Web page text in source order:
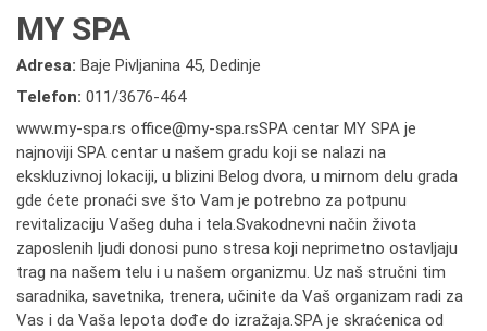
MY SPA
Adresa: Baje Pivljanina 45, Dedinje
Telefon: 011/3676-464
www.my-spa.rs office@my-spa.rsSPA centar MY SPA je
najnoviji SPA centar u našem gradu koji se nalazi na
ekskluzivnoj lokaciji, u blizini Belog dvora, u mirnom delu grada
gde ćete pronaći sve što Vam je potrebno za potpunu
revitalizaciju Vašeg duha i tela.Svakodnevni način života
zaposlenih ljudi donosi puno stresa koji neprimetno ostavljaju
trag na našem telu i u našem organizmu. Uz naš stručni tim
saradnika, savetnika, trenera, učinite da Vaš organizam radi za
Vas i da Vaša lepota dođe do izražaja.SPA je skraćenica od